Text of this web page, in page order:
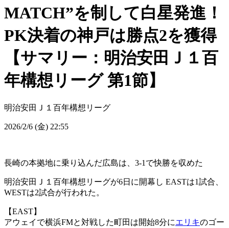
MATCH”を制して白星発進！
PK決着の神戸は勝点2を獲得
【サマリー：明治安田Ｊ１百
年構想リーグ 第1節】
明治安田Ｊ１百年構想リーグ
2026/2/6 (金) 22:55
長崎の本拠地に乗り込んだ広島は、3-1で快勝を収めた
明治安田Ｊ１百年構想リーグが6日に開幕し EASTは1試合、
WESTは2試合が行われた。
【EAST】
アウェイで横浜FMと対戦した町田は開始8分にエリキのゴー